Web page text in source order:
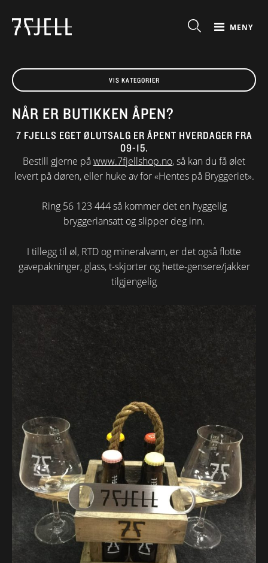
MENY
VIS KATEGORIER
NÅR ER BUTIKKEN ÅPEN?
7 FJELLS EGET ØLUTSALG ER ÅPENT HVERDAGER FRA
09-15.
Bestill gjerne påwww.7fjellshop.no, så kan du få ølet
levert på døren, eller huke av for «Hentes på Bryggeriet».
Ring 56 123 444 så kommer det en hyggelig
bryggeriansatt og slipper deg inn.
I tillegg til øl, RTD og mineralvann, er det også flotte
gavepakninger, glass, t-skjorter og hette-gensere/jakker
tilgjengelig